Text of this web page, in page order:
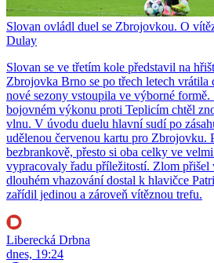
Slovan ovládl duel se Zbrojovkou. O
Dulay
Slovan se ve třetím kole představil na
Zbrojovka Brno se po třech letech vrátila
nové sezony vstoupila ve výborné formě.
bojovném výkonu proti Teplicím chtěl
vlnu. V úvodu duelu hlavní sudí po
udělenou červenou kartu pro Zbrojovku.
bezbrankově, přesto si oba celky ve
vypracovaly řadu příležitostí. Zlom přišel
dlouhém vhazování dostal k hlavičce
zařídil jedinou a zároveň vítěznou trefu.
Liberecká Drbna
dnes, 19:24